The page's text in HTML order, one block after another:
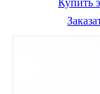
Купить